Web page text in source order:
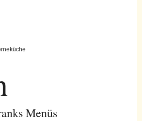
Menüs